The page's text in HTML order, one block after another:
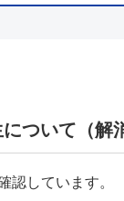
ついて（解
認しています。